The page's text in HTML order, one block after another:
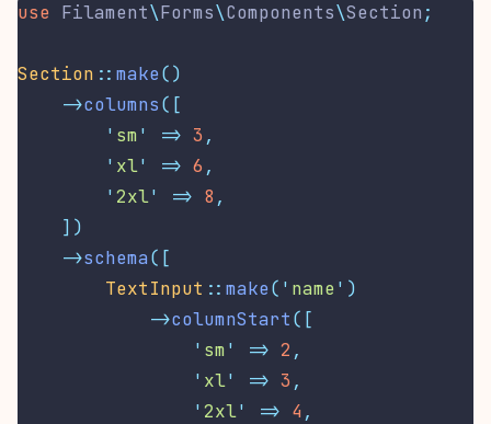
use Filament\Forms\Components\Section ;
Section :: make()
->columns([
' sm ' => 3 ,
' xl' => 6 ,
'2xl' => 8 ,
])
->schema([
TextInput :: make( ' name ' )
->columnStart([
' sm ' => 2 ,
' xl' => 3 ,
'2xl' => 4,